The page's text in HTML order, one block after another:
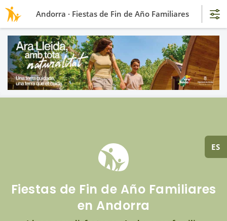
ES
Fiestas de Fin de Año Familiares
en Andorra
Andorra · Fiestas de Fin de Año Familiares